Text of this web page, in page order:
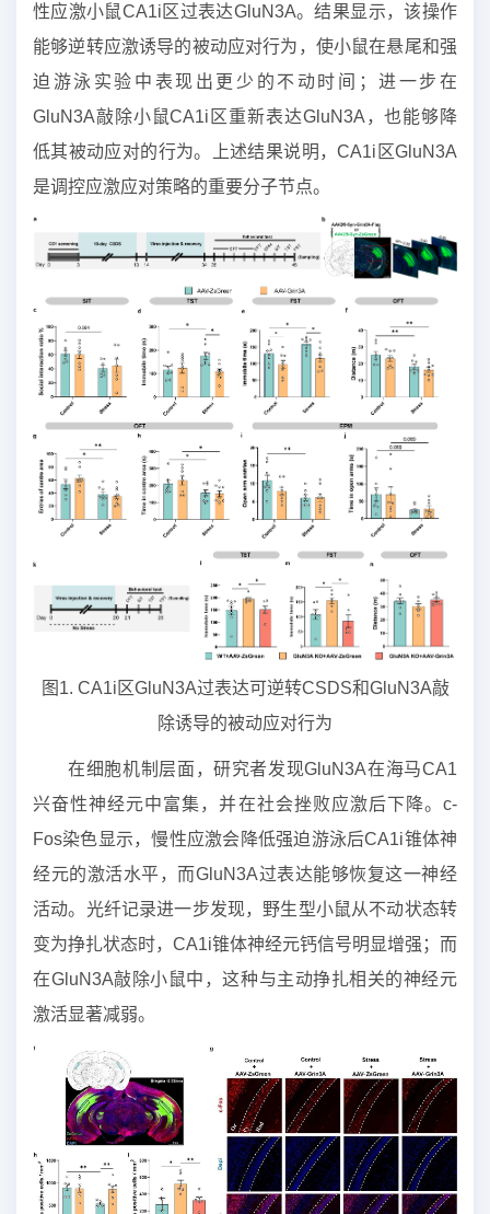
性应激小鼠CA1i区过表达GluN3A。结果显示，该操作
能够逆转应激诱导的被动应对行为，使小鼠在悬尾和强
迫游泳实验中表现出更少的不动时间；进一步在
GluN3A敲除小鼠CA1i区重新表达GluN3A，也能够降
低其被动应对的行为。上述结果说明，CA1i区GluN3A
是调控应激应对策略的重要分子节点。
图1. CA1i区GluN3A过表达可逆转CSDS和GluN3A敲
除诱导的被动应对行为
在细胞机制层面，研究者发现GluN3A在海马CA1
兴奋性神经元中富集，并在社会挫败应激后下降。c-
Fos染色显示，慢性应激会降低强迫游泳后CA1i锥体神
经元的激活水平，而GluN3A过表达能够恢复这一神经
活动。光纤记录进一步发现，野生型小鼠从不动状态转
变为挣扎状态时，CA1i锥体神经元钙信号明显增强；而
在GluN3A敲除小鼠中，这种与主动挣扎相关的神经元
激活显著减弱。